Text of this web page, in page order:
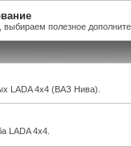
полезное
LADA 4x4 (ВАЗ Нива).
LADA 4x4.